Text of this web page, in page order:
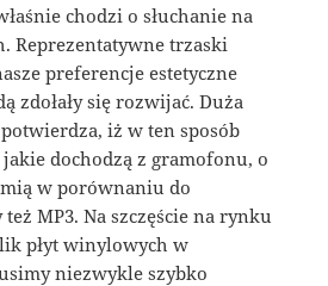
chodzi o słuchanie na
Reprezentatywne trzaski
preferencje estetyczne
zdołały się rozwijać. Duża
iż w ten sposób
dochodzą z gramofonu, o
w porównaniu do
MP3. Na szczęście na rynku
płyt winylowych w
niezwykle szybko